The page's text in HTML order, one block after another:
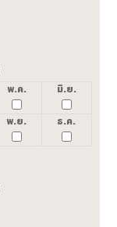
พ.ค. มิ.ย.
พ.ย. ธ.ค.